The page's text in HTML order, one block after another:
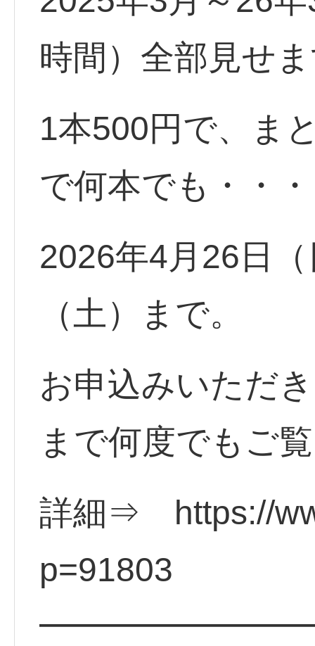
時間）全部見せ
1本500円で、ま
で何本でも・・・
2026年4月26日
（土）まで。
お申込みいただ
まで何度でもご
詳細⇒ https://
p=91803